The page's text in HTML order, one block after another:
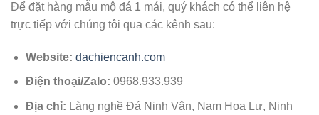
Để đặt hàng mẫu mộ đá 1 mái, quý khách có thể liên hệ
trực tiếp với chúng tôi qua các kênh sau:
Website: dachiencanh.com
Điện thoại/Zalo: 0968.933.939
Địa chỉ: Làng nghề Đá Ninh Vân, Nam Hoa Lư, Ninh